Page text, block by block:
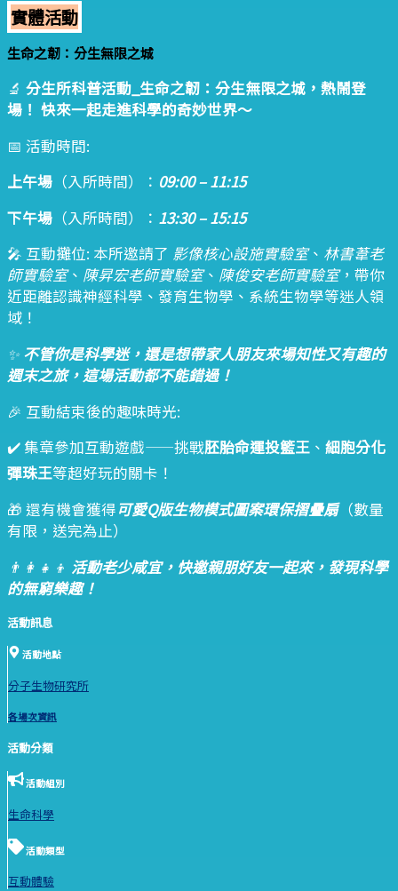
實體活動
生命之韌：分生無限之城
🔬 分生所科普活動_生命之韌：分生無限之城，熱鬧登
場！ 快來一起走進科學的奇妙世界～
📅 活動時間:
上午場 （入所時間）： 09:00 – 11:15
下午場 （入所時間）： 13:30 – 15:15
🎤 互動攤位: 本所邀請了 影像核心設施實驗室、 林書葦老
師實驗室、 陳昇宏老師實驗室、 陳俊安老師實驗室，帶你
近距離認識神經科學、發育生物學、系統生物學等迷人領
域！
✨不管你是科學迷，還是想帶家人朋友來場知性又有趣的
週末之旅，這場活動都不能錯過！
🎉 互動結束後的趣味時光:
✔️ 集章參加互動遊戲——挑戰胚胎命運投籃王 、 細胞分化
彈珠王等超好玩的關卡！
🎁 還有機會獲得可愛Q版生物模式圖案環保摺疊扇（數量
有限，送完為止）
👨‍👩‍👧‍👦 活動老少咸宜，快邀親朋好友一起來，發現科學
的無窮樂趣！
活動訊息
活動地點
分子生物研究所
各場次資訊
活動分類
活動組別
生命科學
活動類型
互動體驗